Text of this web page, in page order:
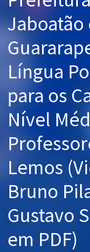
Graduação
OAB
Mentorias
Questões grátis
Conteúdo gratuito
Blog
Aprovados
Atendimento
Jaboatão
Língua
para os
Nível
Lemos
Bruno
Gustavo
em PDF)